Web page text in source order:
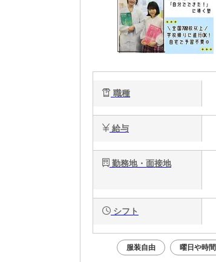
職種
給与
勤務地・面接地
シフト
服装自由 曜日や時